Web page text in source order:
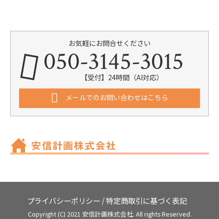
お気軽にお問合せください
050-3145-3015
【受付】24時間（AI対応）
メールでのお問い合わせはこちら
プライバシーポリシー /特定商取引に基づく表記
Copyright (C) 2021 安信計画株式会社. All rights Reserved.